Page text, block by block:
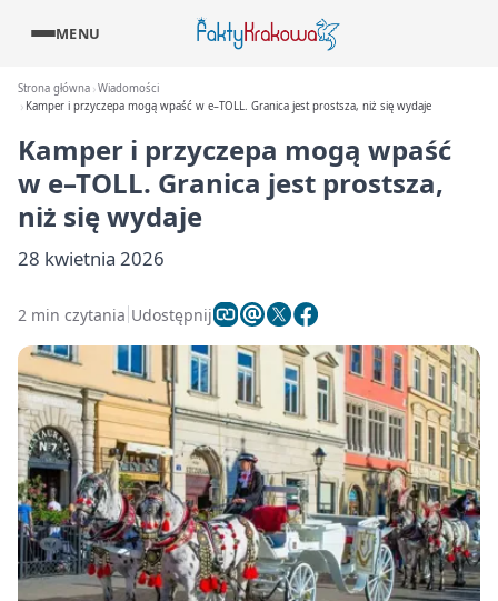
MENU
Strona główna Wiadomości
Kamper i przyczepa mogą wpaść w e–TOLL. Granica jest prostsza, niż się wydaje
Kamper i przyczepa mogą wpaść
w e–TOLL. Granica jest prostsza,
niż się wydaje
28 kwietnia 2026
2 min czytania Udostępnij